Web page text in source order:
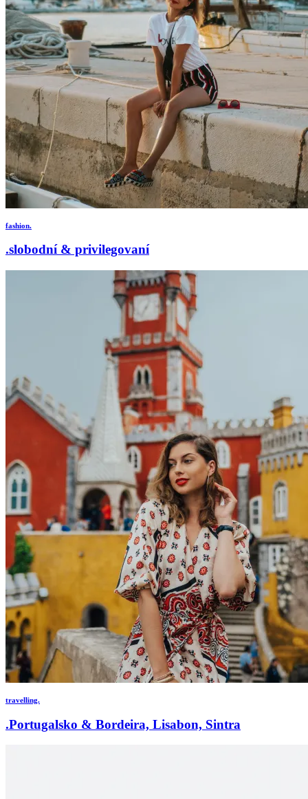
fashion.
.slobodní & privilegovaní
travelling.
.Portugalsko & Bordeira, Lisabon, Sintra